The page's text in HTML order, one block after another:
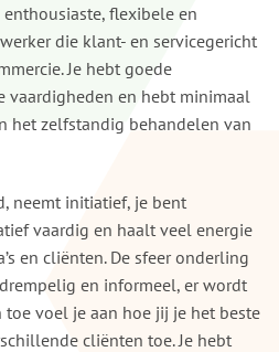
enthousiaste, flexibele en
die klant- en servicegericht
Je hebt goede
vaardigheden en hebt minimaal
het zelfstandig behandelen van
neemt initiatief, je bent
vaardig en haalt veel energie
en cliënten. De sfeer onderling
en informeel, er wordt
voel je aan hoe jij je het beste
cliënten toe. Je hebt